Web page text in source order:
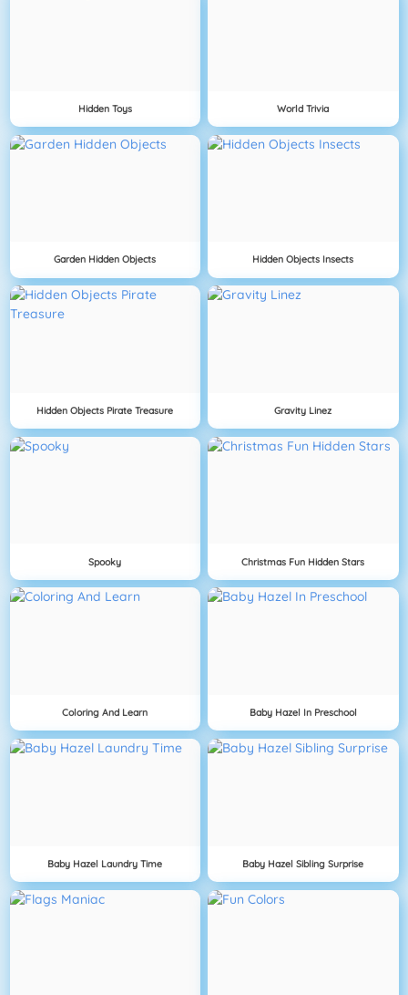
Hidden Toys World Trivia
Garden Hidden Objects Hidden Objects Insects
Hidden Objects Pirate Treasure Gravity Linez
Spooky Christmas Fun Hidden Stars
Coloring And Learn Baby Hazel In Preschool
Baby Hazel Laundry Time Baby Hazel Sibling Surprise